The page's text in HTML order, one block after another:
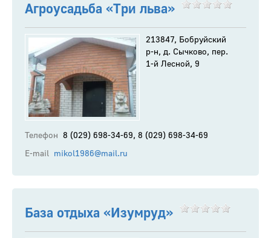
Агроусадьба «Три льва»
213847, Бобруйский
р-н, д. Сычково, пер.
1-й Лесной, 9
Телефон 8 (029) 698-34-69, 8 (029) 698-34-69
E-mail mikol1986@mail.ru
База отдыха «Изумруд»